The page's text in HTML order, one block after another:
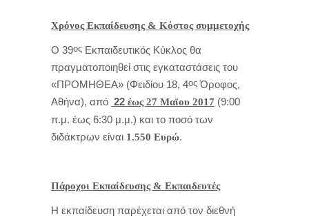
Χρόνος Εκπαίδευσης & Κόστος συμμετοχής
Ο 39ος Εκπαιδευτικός Κύκλος θα
πραγματοποιηθεί στις εγκαταστάσεις του
«ΠΡΟΜΗΘΕΑ» (Φειδίου 18, 4ος Όροφος,
Αθήνα), από 22 έως 27 Μαϊου 2017 (9:00
π.μ. έως 6:30 μ.μ.) και το ποσό των
διδάκτρων είναι 1.550 Ευρώ.
Πάροχοι Εκπαίδευσης & Εκπαιδευτές
Η εκπαίδευση παρέχεται από τον διεθνή